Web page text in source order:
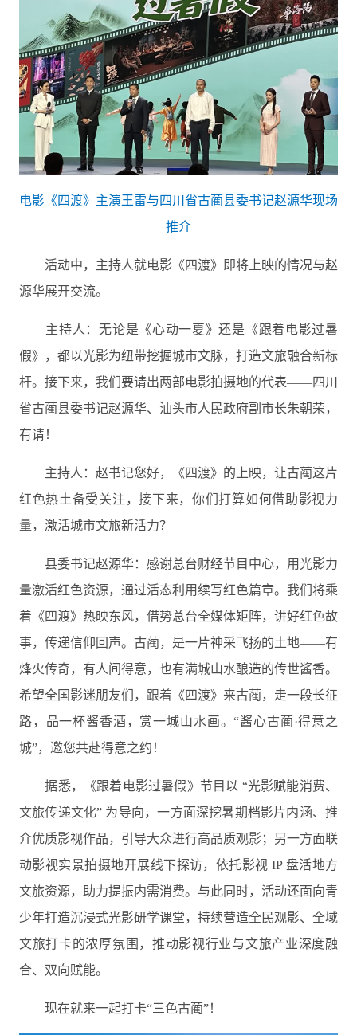
电影《四渡》主演王雷与四川省古蔺县委书记赵源华现场
推介
活动中，主持人就电影《四渡》即将上映的情况与赵
源华展开交流。
主持人：无论是《心动一夏》还是《跟着电影过暑
假》，都以光影为纽带挖掘城市文脉，打造文旅融合新标
杆。接下来，我们要请出两部电影拍摄地的代表——四川
省古蔺县委书记赵源华、汕头市人民政府副市长朱朝荣，
有请！
主持人：赵书记您好，《四渡》的上映，让古蔺这片
红色热土备受关注，接下来，你们打算如何借助影视力
量，激活城市文旅新活力？
县委书记赵源华：感谢总台财经节目中心，用光影力
量激活红色资源，通过活态利用续写红色篇章。我们将乘
着《四渡》热映东风，借势总台全媒体矩阵，讲好红色故
事，传递信仰回声。古蔺，是一片神采飞扬的土地——有
烽火传奇，有人间得意，也有满城山水酿造的传世酱香。
希望全国影迷朋友们，跟着《四渡》来古蔺，走一段长征
路，品一杯酱香酒，赏一城山水画。“酱心古蔺·得意之
城”，邀您共赴得意之约！
据悉，《跟着电影过暑假》节目以 “光影赋能消费、
文旅传递文化” 为导向，一方面深挖暑期档影片内涵、推
介优质影视作品，引导大众进行高品质观影；另一方面联
动影视实景拍摄地开展线下探访，依托影视 IP 盘活地方
文旅资源，助力提振内需消费。与此同时，活动还面向青
少年打造沉浸式光影研学课堂，持续营造全民观影、全域
文旅打卡的浓厚氛围，推动影视行业与文旅产业深度融
合、双向赋能。
现在就来一起打卡“三色古蔺”！